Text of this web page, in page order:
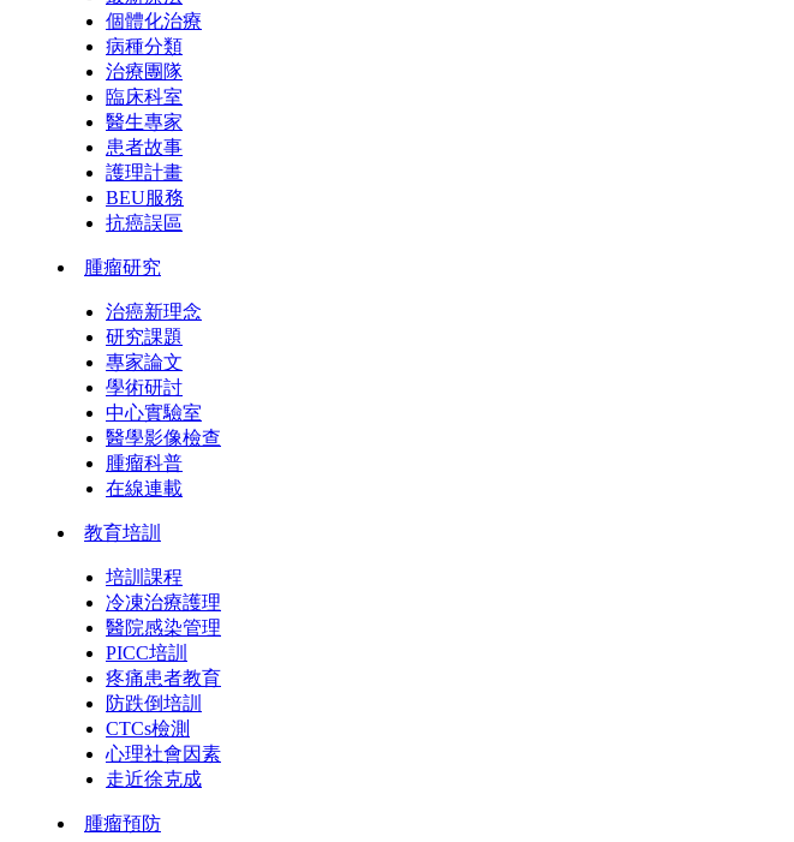
個體化治療
病種分類
治療團隊
臨床科室
醫生專家
患者故事
護理計畫
BEU服務
抗癌誤區
腫瘤研究
治癌新理念
研究課題
專家論文
學術研討
中心實驗室
醫學影像檢查
腫瘤科普
在線連載
教育培訓
培訓課程
冷凍治療護理
醫院感染管理
PICC培訓
疼痛患者教育
防跌倒培訓
CTCs檢測
心理社會因素
走近徐克成
腫瘤預防